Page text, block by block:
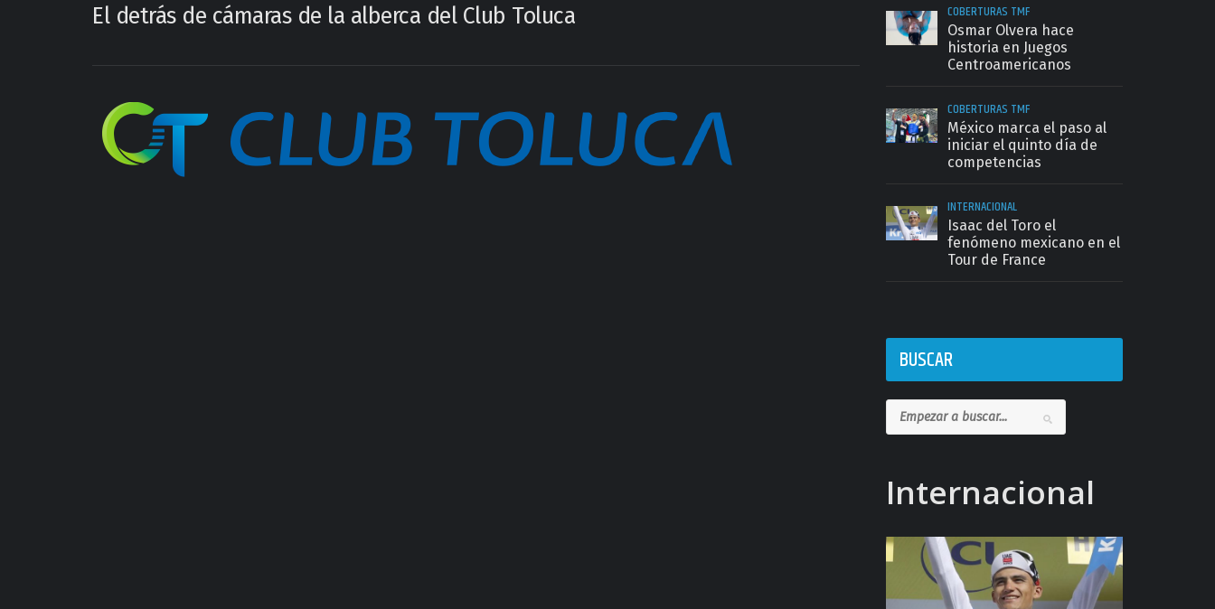
El detrás de cámaras de la alberca del Club Toluca COBERTURAS TMF
Osmar Olvera hace
historia en Juegos
Centroamericanos
COBERTURAS TMF
México marca el paso al
iniciar el quinto día de
competencias
INTERNACIONAL
Isaac del Toro el
fenómeno mexicano en el
Tour de France
BUSCAR
Internacional